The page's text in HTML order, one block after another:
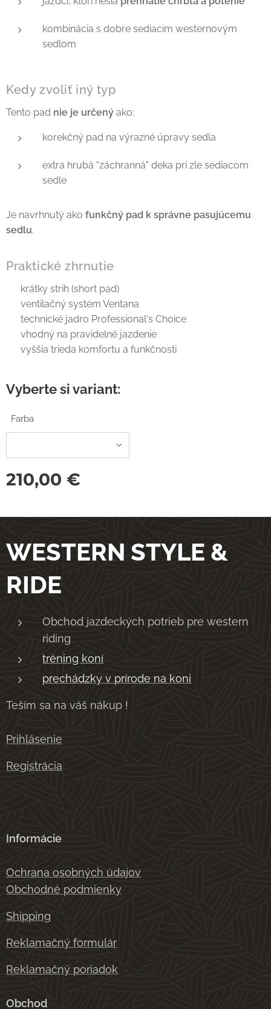
kombinácia s dobre sediacim westernovým
sedlom
Kedy zvoliť iný typ
Tento pad nie je určený ako:
korekčný pad na výrazné úpravy sedla
extra hrubá "záchranná" deka pri zle sediacom
sedle
Je navrhnutý ako funkčný pad k správne pasujúcemu
sedlu.
Praktické zhrnutie
✔ krátky strih (short pad)
✔ ventilačný systém Ventana
✔ technické jadro Professional's Choice
✔ vhodný na pravidelné jazdenie
✔ vyššia trieda komfortu a funkčnosti
Vyberte si variant:
Farba
210,00 €
WESTERN STYLE &
RIDE
Obchod jazdeckých potrieb pre western
riding
tréning koní
prechádzky v prírode na koni
Teším sa na váš nákup !
Prihlásenie
Registrácia
Informácie
Ochrana osobných údajov
Obchodné podmienky
Shipping
Reklamačný formulár
Reklamačný poriadok
Obchod